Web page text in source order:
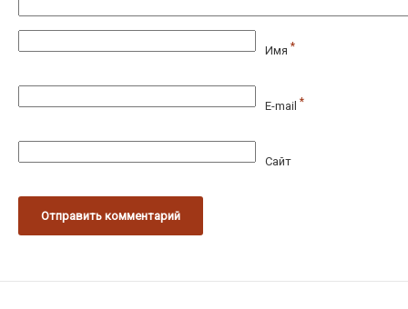
Имя *
E-mail *
Сайт